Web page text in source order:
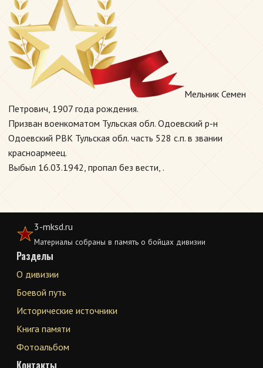
Мельник Семен
Петрович, 1907 года рождения.
Призван военкоматом Тульская обл. Одоевский р-н
Одоевский РВК Тульская обл. часть 528 с.п. в звании
красноармеец.
Выбыл 16.03.1942, пропал без вести, .
3-mksd.ru
Материалы собраны в память о бойцах дивизии
Разделы
О дивизии
Боевой путь
Исторические источники
Книга памяти
Фотоальбом
Контакты